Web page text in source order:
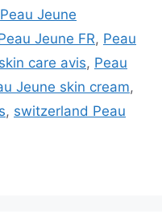
Peau Jeune
Jeune FR, Peau
care avis, Peau
Jeune skin cream,
, switzerland Peau